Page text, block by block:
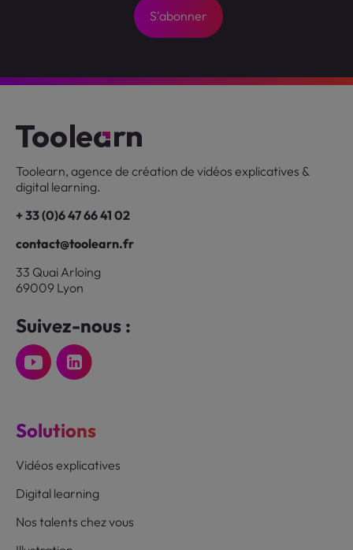
S'abonner
Toolearn, agence de création de vidéos explicatives &
digital learning.
+ 33 (0)6 47 66 41 02
contact@toolearn.fr
33 Quai Arloing
69009 Lyon
Suivez-nous :
Solutions
Vidéos explicatives
Digital learning
Nos talents chez vous